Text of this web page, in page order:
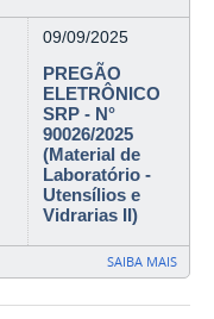
09/09/2025
PREGÃO
ELETRÔNICO
SRP - N°
90026/2025
(Material de
Laboratório -
Utensílios e
Vidrarias II)
SAIBA MAIS